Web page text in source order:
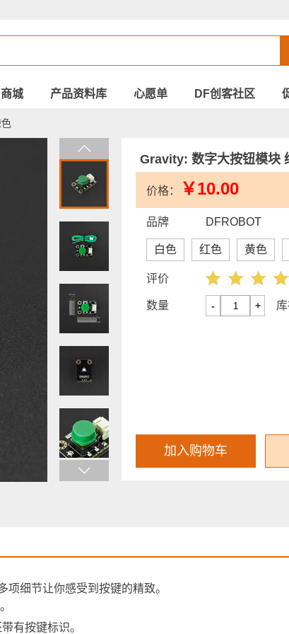
城 产品资料库 心愿单 DF创客社区
Gravity: 数字大按钮模块
价格： ￥10.00
品牌 DFROBOT
白色 红色 黄色
评价
数量 - + 库
加入购物车
细节让你感受到按键的精致。
有按键标识。